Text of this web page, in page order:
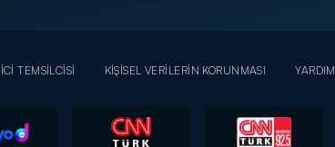
TEMSİLCİSİ KİŞİSEL VERİLERİN KORUNMASI YARDIM